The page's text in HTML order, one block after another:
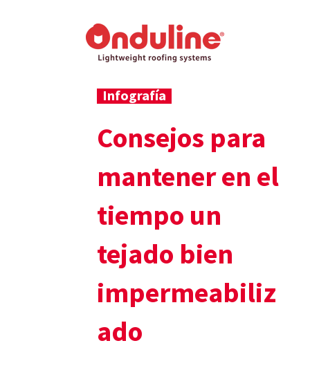
Infografía
Consejos para
mantener en el
tiempo un
tejado bien
impermeabiliz
ado